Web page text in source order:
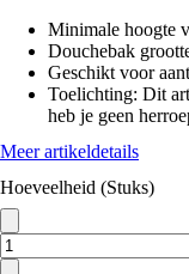
Minimale hoogte
Douchebak
Geschikt voor
Toelichting: Dit
heb je geen
Meer artikeldetails
Hoeveelheid (Stuks)